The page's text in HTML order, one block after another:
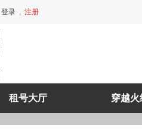
登录 , 注册
租号大厅 穿越火